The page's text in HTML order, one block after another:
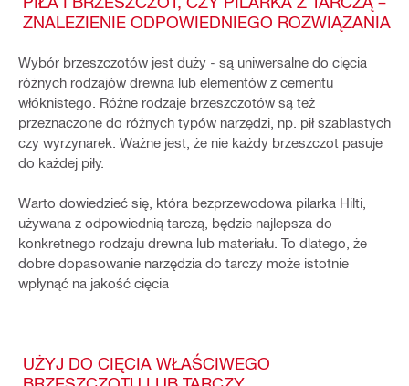
ZNALEZIENIE ODPOWIEDNIEGO ROZWIĄZANIA
Wybór brzeszczotów jest duży - są uniwersalne do cięcia
różnych rodzajów drewna lub elementów z cementu
włóknistego. Różne rodzaje brzeszczotów są też
przeznaczone do różnych typów narzędzi, np. pił szablastych
czy wyrzynarek. Ważne jest, że nie każdy brzeszczot pasuje
do każdej piły.
Warto dowiedzieć się, która bezprzewodowa pilarka Hilti,
używana z odpowiednią tarczą, będzie najlepsza do
konkretnego rodzaju drewna lub materiału. To dlatego, że
dobre dopasowanie narzędzia do tarczy może istotnie
wpłynąć na jakość cięcia
UŻYJ DO CIĘCIA WŁAŚCIWEGO